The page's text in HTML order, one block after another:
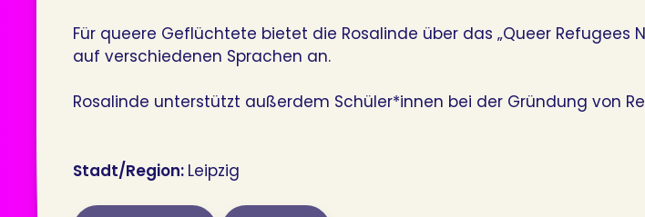
Für queere Geflüchtete bietet die Rosalinde über das „Queer Refugees
auf verschiedenen Sprachen an.
Rosalinde unterstützt außerdem Schüler*innen bei der Gründung von
Stadt/Region: Leipzig